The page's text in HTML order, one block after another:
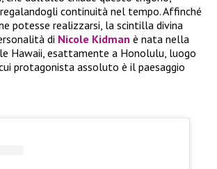
continuità nel tempo. Affinché
potesse realizzarsi, la scintilla divina
di Nicole Kidman è nata nella
Hawaii, esattamente a Honolulu, luogo
protagonista assoluto è il paesaggio